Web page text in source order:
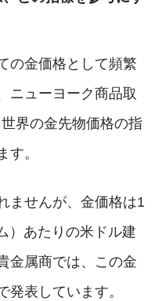
の金価格として頻繁
ニューヨーク商品取
界の金先物価格の指
す。
ませんが、金価格は1
）あたりの米ドル建
金属商では、この金
発表しています。